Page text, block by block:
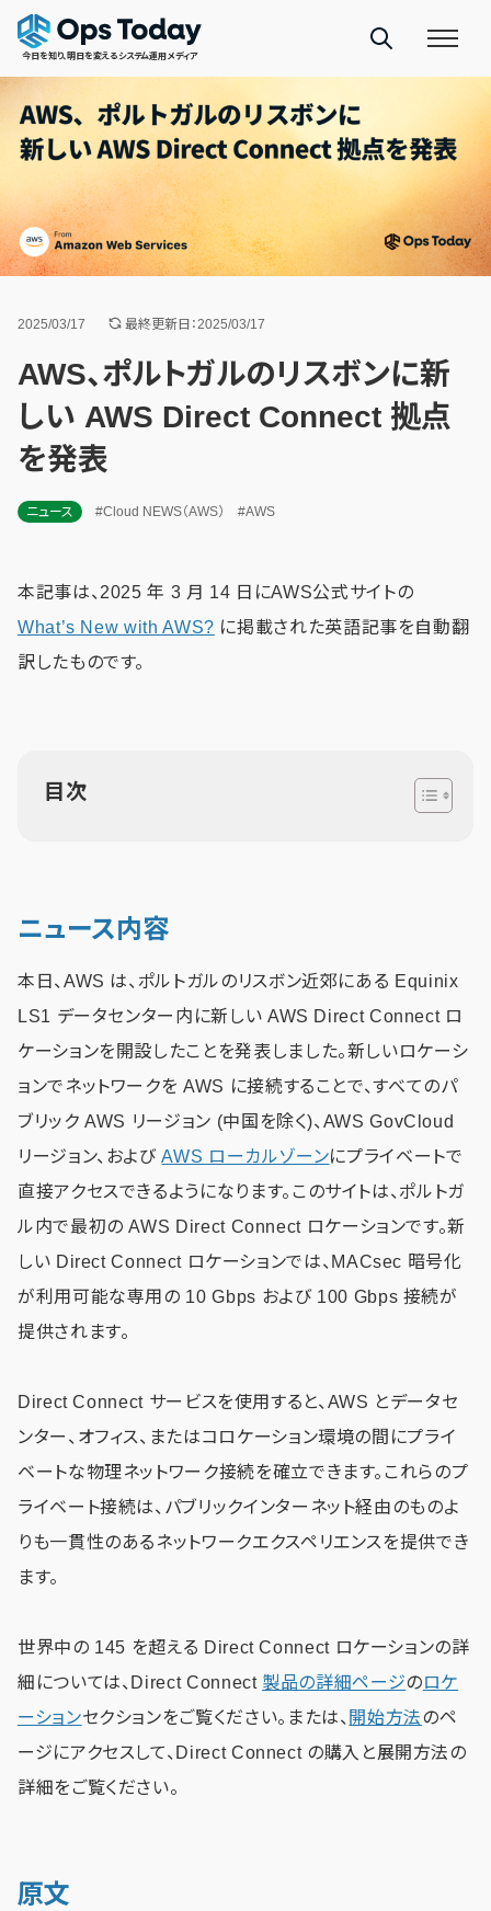
今日を知り、明日を変えるシステム運用メディア
2025/03/17 最終更新日：2025/03/17
AWS、ポルトガルのリスボンに新
しい AWS Direct Connect 拠点
を発表
ニュース #Cloud NEWS（AWS） #AWS
本記事は、2025 年 3 月 14 日にAWS公式サイトの
What’s New with AWS? に掲載された英語記事を自動翻
訳したものです。
目次
ニュース内容
本日、AWS は、ポルトガルのリスボン近郊にある Equinix
LS1 データセンター内に新しい AWS Direct Connect ロ
ケーションを開設したことを発表しました。新しいロケーシ
ョンでネットワークを AWS に接続することで、すべてのパ
ブリック AWS リージョン (中国を除く)、AWS GovCloud
リージョン、およびAWS ローカルゾーンにプライベートで
直接アクセスできるようになります。このサイトは、ポルトガ
ル内で最初の AWS Direct Connect ロケーションです。新
しい Direct Connect ロケーションでは、MACsec 暗号化
が利用可能な専用の 10 Gbps および 100 Gbps 接続が
提供されます。
Direct Connect サービスを使用すると、AWS とデータセ
ンター、オフィス、またはコロケーション環境の間にプライ
ベートな物理ネットワーク接続を確立できます。これらのプ
ライベート接続は、パブリックインターネット経由のものよ
りも一貫性のあるネットワークエクスペリエンスを提供でき
ます。
世界中の 145 を超える Direct Connect ロケーションの詳
細については、Direct Connect 製品の詳細ページのロケ
ーションセクションをご覧ください。または、 開始方法のペ
ージにアクセスして、Direct Connect の購入と展開方法の
詳細をご覧ください。
原文